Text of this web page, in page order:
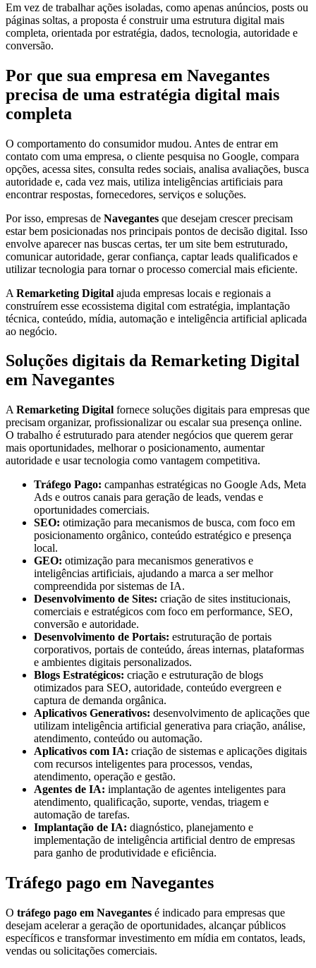
Em vez de trabalhar ações isoladas, como apenas anúncios, posts ou
páginas soltas, a proposta é construir uma estrutura digital mais
completa, orientada por estratégia, dados, tecnologia, autoridade e
conversão.
Por que sua empresa em Navegantes
precisa de uma estratégia digital mais
completa
O comportamento do consumidor mudou. Antes de entrar em
contato com uma empresa, o cliente pesquisa no Google, compara
opções, acessa sites, consulta redes sociais, analisa avaliações, busca
autoridade e, cada vez mais, utiliza inteligências artificiais para
encontrar respostas, fornecedores, serviços e soluções.
Por isso, empresas de Navegantes que desejam crescer precisam
estar bem posicionadas nos principais pontos de decisão digital. Isso
envolve aparecer nas buscas certas, ter um site bem estruturado,
comunicar autoridade, gerar confiança, captar leads qualificados e
utilizar tecnologia para tornar o processo comercial mais eficiente.
A Remarketing Digital ajuda empresas locais e regionais a
construírem esse ecossistema digital com estratégia, implantação
técnica, conteúdo, mídia, automação e inteligência artificial aplicada
ao negócio.
Soluções digitais da Remarketing Digital
em Navegantes
A Remarketing Digital fornece soluções digitais para empresas que
precisam organizar, profissionalizar ou escalar sua presença online.
O trabalho é estruturado para atender negócios que querem gerar
mais oportunidades, melhorar o posicionamento, aumentar
autoridade e usar tecnologia como vantagem competitiva.
Tráfego Pago: campanhas estratégicas no Google Ads, Meta
Ads e outros canais para geração de leads, vendas e
oportunidades comerciais.
SEO: otimização para mecanismos de busca, com foco em
posicionamento orgânico, conteúdo estratégico e presença
local.
GEO: otimização para mecanismos generativos e
inteligências artificiais, ajudando a marca a ser melhor
compreendida por sistemas de IA.
Desenvolvimento de Sites: criação de sites institucionais,
comerciais e estratégicos com foco em performance, SEO,
conversão e autoridade.
Desenvolvimento de Portais: estruturação de portais
corporativos, portais de conteúdo, áreas internas, plataformas
e ambientes digitais personalizados.
Blogs Estratégicos: criação e estruturação de blogs
otimizados para SEO, autoridade, conteúdo evergreen e
captura de demanda orgânica.
Aplicativos Generativos: desenvolvimento de aplicações que
utilizam inteligência artificial generativa para criação, análise,
atendimento, conteúdo ou automação.
Aplicativos com IA: criação de sistemas e aplicações digitais
com recursos inteligentes para processos, vendas,
atendimento, operação e gestão.
Agentes de IA: implantação de agentes inteligentes para
atendimento, qualificação, suporte, vendas, triagem e
automação de tarefas.
Implantação de IA: diagnóstico, planejamento e
implementação de inteligência artificial dentro de empresas
para ganho de produtividade e eficiência.
Tráfego pago em Navegantes
O tráfego pago em Navegantes é indicado para empresas que
desejam acelerar a geração de oportunidades, alcançar públicos
específicos e transformar investimento em mídia em contatos, leads,
vendas ou solicitações comerciais.